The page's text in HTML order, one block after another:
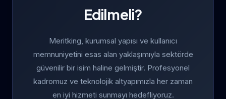
Edilmeli?
Meritking, kurumsal yapısı ve kullanıcı
memnuniyetini esas alan yaklaşımıyla sektörde
güvenilir bir isim haline gelmiştir. Profesyonel
kadromuz ve teknolojik altyapımızla her zaman
en iyi hizmeti sunmayı hedefliyoruz.